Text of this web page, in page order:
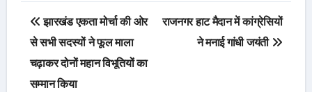
Post
navigation
झारखंड एकता मोर्चा की ओर
से सभी सदस्यों ने फूल माला
चढ़ाकर दोनों महान विभूतियों का
सम्मान किया
राजनगर हाट मैदान में कांग्रेसियों
ने मनाई गांधी जयंती